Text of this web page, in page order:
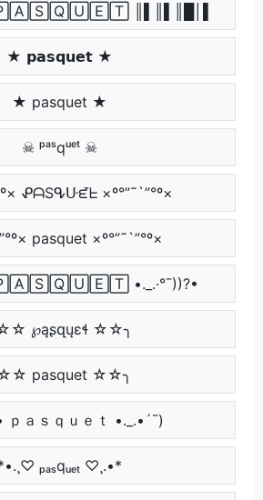
🄿🄰🅂🅀🅄🄴🅃 ║▌║▌║█│▌
★ 𝗽𝗮𝘀𝗾𝘂𝗲𝘁 ★
★ pasquet ★
☠ ᵖᵃˢqᵘᵉᵗ ☠
ᕵᗩSᕴᑘᘿᖶ ×º°”˜`”°º×
pasquet ×º°”˜`”°º×
🄿🄰🅂🅀🅄🄴🅃 •._.·°¯))?•
℘ąʂզųɛɬ ☆☆╮
pasquet ☆☆╮
ｐａｓｑｕｅｔ •._.•´¯)
ₚₐₛqᵤₑₜ ♡¸.•*